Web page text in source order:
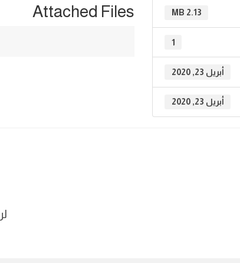
2.13 MB
1
أبريل 23, 2020
أبريل 23, 2020
Attached Files